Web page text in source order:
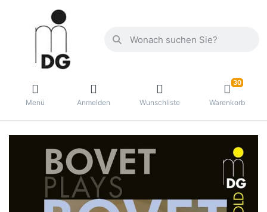
Menü Anmelden Wunschliste
30
Warenkorb